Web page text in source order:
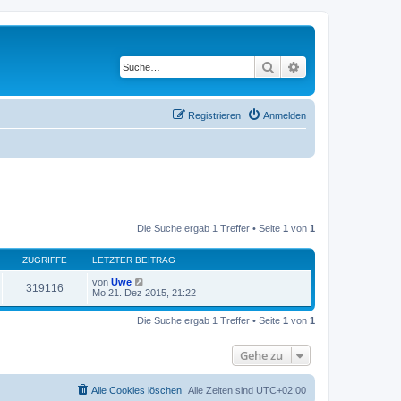
Suche
Anmelden
Registrieren
Die Suche ergab 1 Treffer • Seite 1 von 1
ZUGRIFFE LETZTER BEITRAG
319116 von Uwe
Mo 21. Dez 2015, 21:22
Die Suche ergab 1 Treffer • Seite 1 von 1
Gehe zu
Alle Zeiten sind UTC+02:00
Alle Cookies löschen